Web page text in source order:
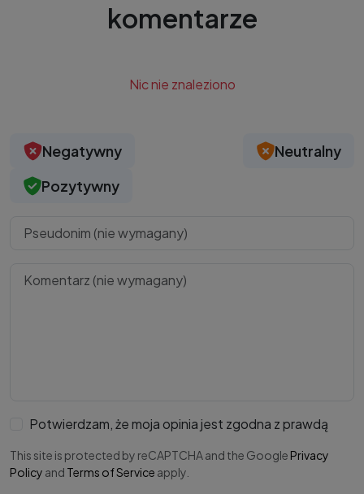
komentarze
Nic nie znaleziono
Negatywny
Neutralny
Pozytywny
Potwierdzam, że moja opinia jest zgodna z prawdą
This site is protected by reCAPTCHA and the Google Privacy
Policy and Terms of Service apply.